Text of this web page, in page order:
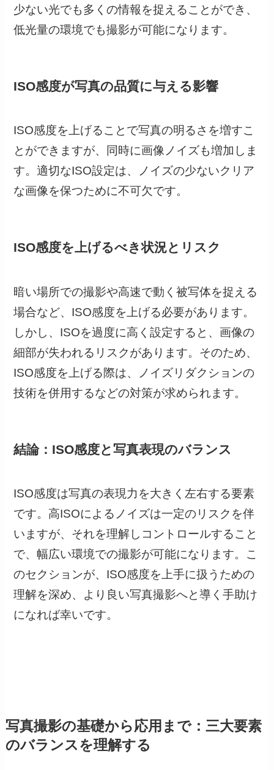
少ない光でも多くの情報を捉えることができ、
低光量の環境でも撮影が可能になります。
ISO感度が写真の品質に与える影響
ISO感度を上げることで写真の明るさを増すこ
とができますが、同時に画像ノイズも増加しま
す。適切なISO設定は、ノイズの少ないクリア
な画像を保つために不可欠です。
ISO感度を上げるべき状況とリスク
暗い場所での撮影や高速で動く被写体を捉える
場合など、ISO感度を上げる必要があります。
しかし、ISOを過度に高く設定すると、画像の
細部が失われるリスクがあります。そのため、
ISO感度を上げる際は、ノイズリダクションの
技術を併用するなどの対策が求められます。
結論：ISO感度と写真表現のバランス
ISO感度は写真の表現力を大きく左右する要素
です。高ISOによるノイズは一定のリスクを伴
いますが、それを理解しコントロールすること
で、幅広い環境での撮影が可能になります。こ
のセクションが、ISO感度を上手に扱うための
理解を深め、より良い写真撮影へと導く手助け
になれば幸いです。
写真撮影の基礎から応用まで：三大要素
のバランスを理解する